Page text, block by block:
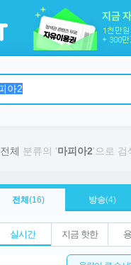
전체 분류의 '마피아2'으로 검
전체 (16) 방송(4)
실시간 지금 핫한